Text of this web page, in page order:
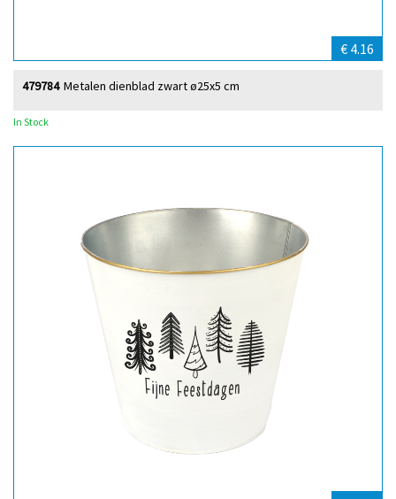
€ 4.16
Metalen dienblad zwart ø25x5 cm
479784
In Stock